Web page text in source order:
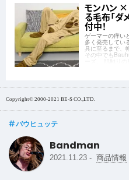
モンハン ×
る毛布「ダ
付中！
ゲーマーの痒い
多く発売してい
具に至るまで、
その中でも
ーズ。 肌触り
Copyright© 2000-2021 BE-S CO.,LTD.
バウヒュッテ
Bandman
2021.11.23 - 商品情報